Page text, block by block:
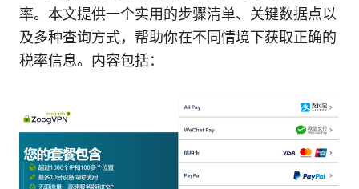
率。本文提供一个实用的步骤清单、关键数据点以
及多种查询方式，帮助你在不同情境下获取正确的
税率信息。内容包括：